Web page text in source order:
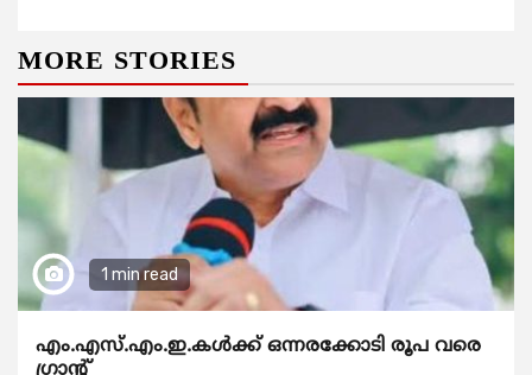
MORE STORIES
1 min read
എം.എസ്.എം.ഇ.കൾക്ക് ഒന്നരക്കോടി രൂപ വരെ
ഗ്രാന്റ്